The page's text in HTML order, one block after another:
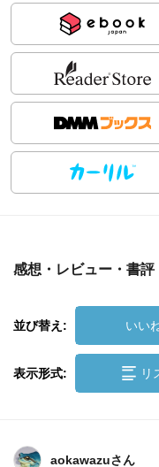
感想・レビュー・書評
並び替え: いい
表示形式: リ
aokawazuさん